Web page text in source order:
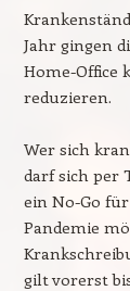
Jahr gingen
Home-Office
reduzieren.
Wer sich
darf sich per
ein No-Go
Pandemie
gilt vorerst